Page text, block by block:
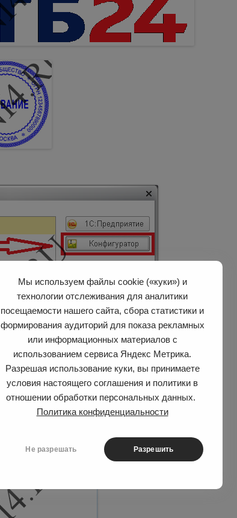
Мы используем файлы cookie («куки») и
технологии отслеживания для аналитики
посещаемости нашего сайта, сбора статистики и
формирования аудиторий для показа рекламных
или информационных материалов с
использованием сервиса Яндекс Метрика.
Разрешая использование куки, вы принимаете
условия настоящего соглашения и политики в
отношении обработки персональных данных.
Политика конфиденциальности
Не разрешать Разрешить